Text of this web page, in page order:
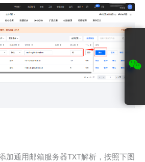
加通用邮箱服务器TXT解析，按照下图